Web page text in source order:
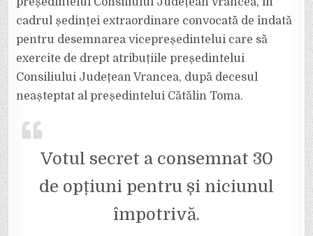
JUDEȚEAN
VRANCEA
cadrul ședinței extraordinare convocată de îndată
pentru desemnarea vicepreședintelui care să
exercite de drept atribuțiile președintelui
Consiliului Județean Vrancea, după decesul
neașteptat al președintelui Cătălin Toma.
Votul secret a consemnat 30
de opțiuni pentru și niciunul
împotrivă.